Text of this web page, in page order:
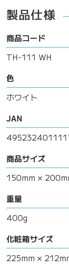
製品仕様
商品コード
TH-111 WH
色
ホワイト
JAN
商品サイズ
150mm ×
重量
400g
化粧箱サイズ
225mm ×